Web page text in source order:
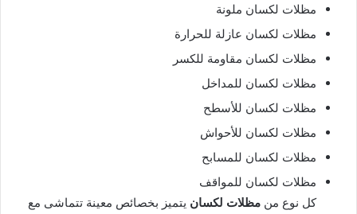
مظلات لكسان ملونة
مظلات لكسان عازلة للحرارة
مظلات لكسان مقاومة للكسر
مظلات لكسان للمداخل
مظلات لكسان للأسطح
مظلات لكسان للأحواش
مظلات لكسان للمسابح
مظلات لكسان للمواقف
كل نوع من مظلات لكسان يتميز بخصائص معينة تتماشى مع